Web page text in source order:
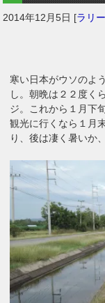
2014年12月5日 [ラリ
寒い日本がウソのよ
し。朝晩は２２度く
ジ。これから１月下
観光に行くなら１月
り、後は凄く暑いか